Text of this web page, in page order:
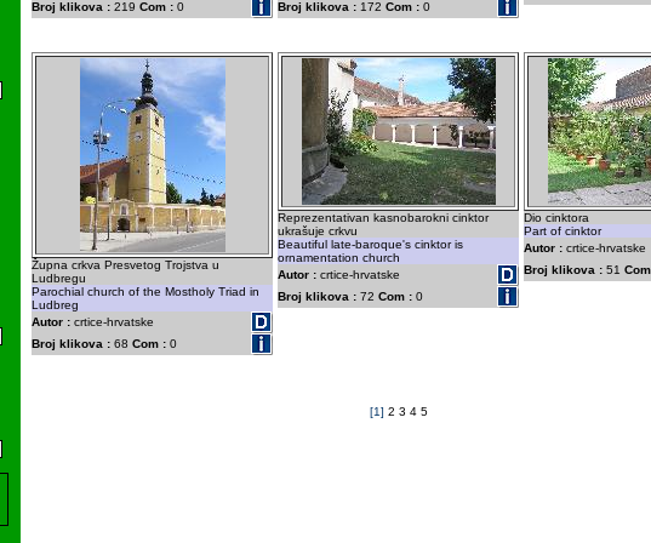
Broj klikova : 219 Com : 0 Broj klikova : 172 Com : 0
Župna crkva Presvetog Trojstva u
Ludbregu
Parochial church of the Mostholy Triad in
Ludbreg
Autor : crtice-hrvatske
Broj klikova : 68 Com : 0
Reprezentativan kasnobarokni cinktor
ukrašuje crkvu
Beautiful late-baroque's cinktor is
ornamentation church
Autor : crtice-hrvatske
Broj klikova : 72 Com : 0
Dio cinktora
Part of cinktor
Autor : crtice-hrvatske
Broj klikova : 51
[1] 2 3 4 5